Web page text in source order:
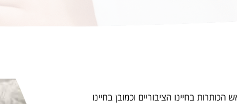
בחיינו הציבוריים וכמובן בחיינו